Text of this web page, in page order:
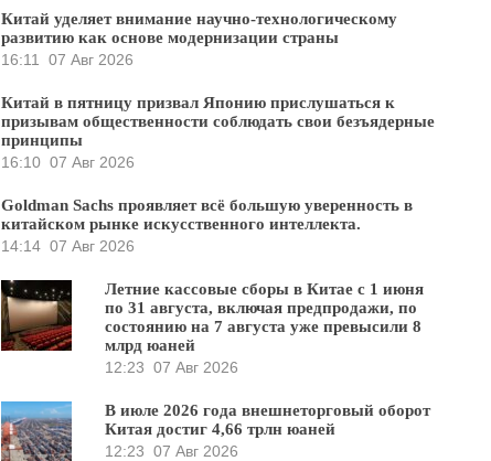
Китай уделяет внимание научно-технологическому
развитию как основе модернизации страны
16:11
07 Авг 2026
Китай в пятницу призвал Японию прислушаться к
призывам общественности соблюдать свои безъядерные
принципы
16:10 07 Авг 2026
Goldman Sachs проявляет всё большую уверенность в
китайском рынке искусственного интеллекта.
14:14 07 Авг 2026
Летние кассовые сборы в Китае с 1 июня
по 31 августа, включая предпродажи, по
состоянию на 7 августа уже превысили 8
млрд юаней
12:23 07 Авг 2026
В июле 2026 года внешнеторговый оборот
Китая достиг 4,66 трлн юаней
12:23 07 Авг 2026